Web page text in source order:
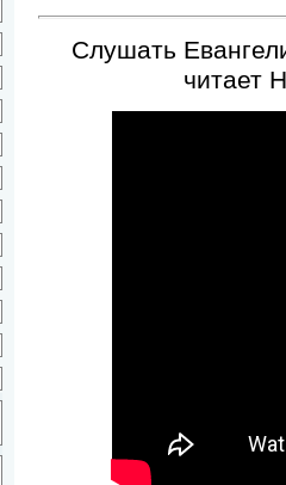
Слушать
читает